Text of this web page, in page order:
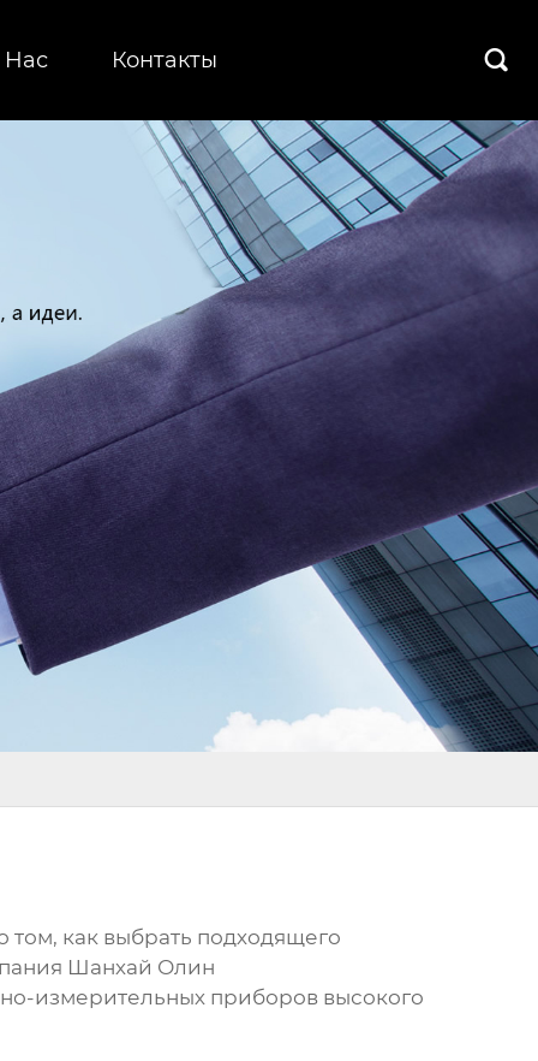
Контакты 
том, как выбрать подходящего
Шанхай Олин
измерительных приборов высокого